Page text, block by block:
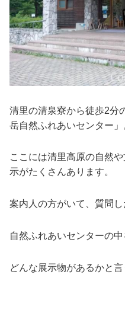
清里の清泉寮から徒歩2分
岳自然ふれあいセンター」
ここには清里高原の自然
示がたくさんあります。
案内人の方がいて、質問し
自然ふれあいセンターの
どんな展示物があるかと言